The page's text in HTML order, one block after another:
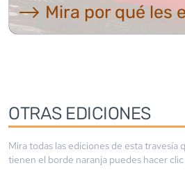
⟶ Mira por qué les
OTRAS EDICIONES
Mira todas las ediciones de esta travesía
tienen el borde naranja puedes hacer